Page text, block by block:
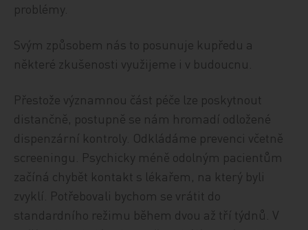
problémy.
Svým způsobem nás to posunuje kupředu a
některé zkušenosti využijeme i v budoucnu.
Přestože významnou část péče lze poskytnout
distančně, postupně se nám hromadí odložené
dispenzární kontroly. Odkládáme prevenci včetně
screeningu. Psychicky méně odolným pacientům
začíná chybět kontakt s lékařem, na který byli
zvyklí. Potřebovali bychom se vrátit do
standardního režimu během dvou až tří týdnů. V